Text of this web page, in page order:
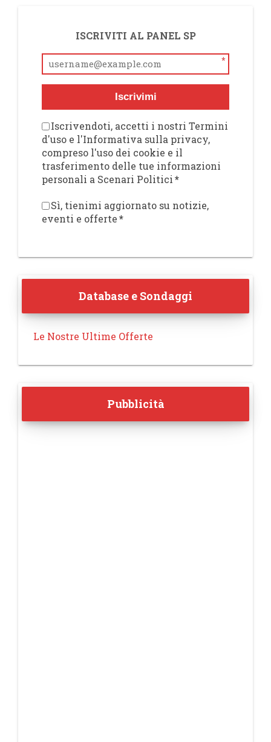
ISCRIVITI AL PANEL SP
*
Iscrivimi
Iscrivendoti, accetti i nostri Termini
d'uso e l'Informativa sulla privacy,
compreso l'uso dei cookie e il
trasferimento delle tue informazioni
personali a Scenari Politici*
Sì, tienimi aggiornato su notizie,
eventi e offerte*
Database e Sondaggi
Le Nostre Ultime Offerte
Pubblicità